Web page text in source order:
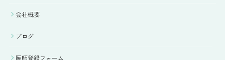
会社概要
ブログ
医師登録フォーム